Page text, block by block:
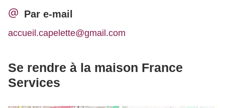
Par e-mail
accueil.capelette@gmail.com
Se rendre à la maison France
Services